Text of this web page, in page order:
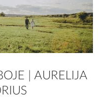
| AURELIJA